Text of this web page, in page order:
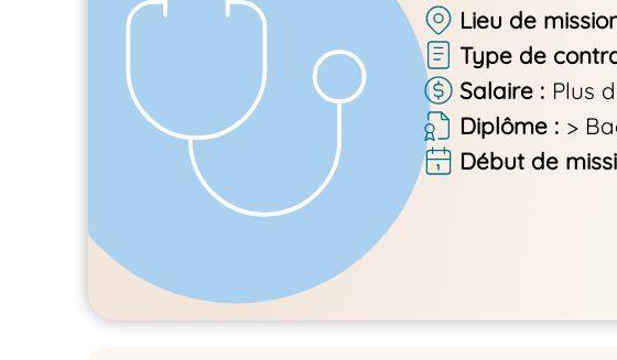
Lieu de
Type de
Salaire
Plus
Diplôme
>
Début de